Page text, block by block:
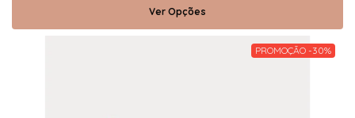
Ver Opções
PROMOÇÃO -30%